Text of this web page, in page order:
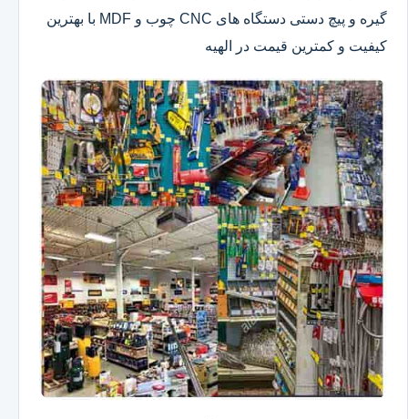
گیره و پیچ دستی دستگاه های CNC چوب و MDF با بهترین
کیفیت و کمترین قیمت در الهیه